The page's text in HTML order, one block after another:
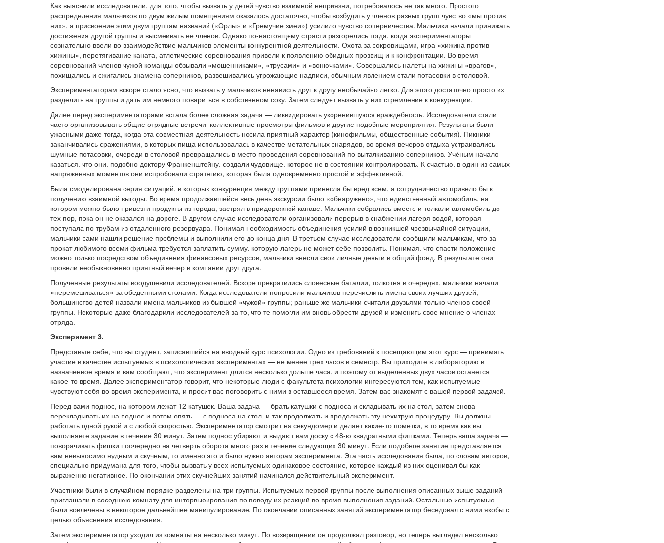
Как выяснили исследователи, для того, чтобы вызвать у детей чувство взаимной неприязни, потребовалось не так много. Простого
распределения мальчиков по двум жилым помещениям оказалось достаточно, чтобы возбудить у членов разных групп чувство «мы против
них», а присвоение этим двум группам названий («Орлы» и «Гремучие змеи») усилило чувство соперничества. Мальчики начали принижать
достижения другой группы и высмеивать ее членов. Однако по-настоящему страсти разгорелись тогда, когда экспериментаторы
сознательно ввели во взаимодействие мальчиков элементы конкурентной деятельности. Охота за сокровищами, игра «хижина против
хижины», перетягивание каната, атлетические соревнования привели к появлению обидных прозвищ и к конфронтации. Во время
соревнований членов чужой команды обзывали «мошенниками», «трусами» и «вонючками». Совершались налеты на хижины «врагов»,
похищались и сжигались знамена соперников, развешивались угрожающие надписи, обычным явлением стали потасовки в столовой.
Экспериментаторам вскоре стало ясно, что вызвать у мальчиков ненависть друг к другу необычайно легко. Для этого достаточно просто их
разделить на группы и дать им немного повариться в собственном соку. Затем следует вызвать у них стремление к конкуренции.
Далее перед экспериментаторами встала более сложная задача — ликвидировать укоренившуюся враждебность. Исследователи стали
часто организовывать общие отрядные встречи, коллективные просмотры фильмов и другие подобные мероприятия. Результаты были
ужасными даже тогда, когда эта совместная деятельность носила приятный характер (кинофильмы, общественные события). Пикники
заканчивались сражениями, в которых пища использовалась в качестве метательных снарядов, во время вечеров отдыха устраивались
шумные потасовки, очереди в столовой превращались в место проведения соревнований по выталкиванию соперников. Учёным начало
казаться, что они, подобно доктору Франкенштейну, создали чудовище, которое не в состоянии контролировать. К счастью, в один из самых
напряженных моментов они испробовали стратегию, которая была одновременно простой и эффективной.
Была смоделирована серия ситуаций, в которых конкуренция между группами принесла бы вред всем, а сотрудничество привело бы к
получению взаимной выгоды. Во время продолжавшейся весь день экскурсии было «обнаружено», что единственный автомобиль, на
котором можно было привезти продукты из города, застрял в придорожной канаве. Мальчики собрались вместе и толкали автомобиль до
тех пор, пока он не оказался на дороге. В другом случае исследователи организовали перерыв в снабжении лагеря водой, которая
поступала по трубам из отдаленного резервуара. Понимая необходимость объединения усилий в возникшей чрезвычайной ситуации,
мальчики сами нашли решение проблемы и выполнили его до конца дня. В третьем случае исследователи сообщили мальчикам, что за
прокат любимого всеми фильма требуется заплатить сумму, которую лагерь не может себе позволить. Понимая, что спасти положение
можно только посредством объединения финансовых ресурсов, мальчики внесли свои личные деньги в общий фонд. В результате они
провели необыкновенно приятный вечер в компании друг друга.
Полученные результаты воодушевили исследователей. Вскоре прекратились словесные баталии, толкотня в очередях, мальчики начали
«перемешиваться» за обеденными столами. Когда исследователи попросили мальчиков перечислить имена своих лучших друзей,
большинство детей назвали имена мальчиков из бывшей «чужой» группы; раньше же мальчики считали друзьями только членов своей
группы. Некоторые даже благодарили исследователей за то, что те помогли им вновь обрести друзей и изменить свое мнение о членах
отряда.
Эксперимент 3.
Представьте себе, что вы студент, записавшийся на вводный курс психологии. Одно из требований к посещающим этот курс — принимать
участие в качестве испытуемых в психологических экспериментах — не менее трех часов в семестр. Вы приходите в лабораторию в
назначенное время и вам сообщают, что эксперимент длится несколько дольше часа, и поэтому от выделенных двух часов останется
какое-то время. Далее экспериментатор говорит, что некоторые люди с факультета психологии интересуются тем, как испытуемые
чувствуют себя во время эксперимента, и просит вас поговорить с ними в оставшееся время. Затем вас знакомят с вашей первой задачей.
Перед вами поднос, на котором лежат 12 катушек. Ваша задача — брать катушки с подноса и складывать их на стол, затем снова
перекладывать их на поднос и потом опять — с подноса на стол, и так продолжать и продолжать эту нехитрую процедуру. Вы должны
работать одной рукой и с любой скоростью. Экспериментатор смотрит на секундомер и делает какие-то пометки, в то время как вы
выполняете задание в течение 30 минут. Затем поднос убирают и выдают вам доску с 48-ю квадратными фишками. Теперь ваша задача —
поворачивать фишки поочередно на четверть оборота много раз в течение следующих 30 минут. Если подобное занятие представляется
вам невыносимо нудным и скучным, то именно это и было нужно авторам эксперимента. Эта часть исследования была, по словам авторов,
специально придумана для того, чтобы вызвать у всех испытуемых одинаковое состояние, которое каждый из них оценивал бы как
выраженно негативное. По окончании этих скучнейших занятий начинался действительный эксперимент.
Участники были в случайном порядке разделены на три группы. Испытуемых первой группы после выполнения описанных выше заданий
приглашали в соседнюю комнату для интервьюирования по поводу их реакций во время выполнения заданий. Остальные испытуемые
были вовлечены в некоторое дальнейшее манипулирование. По окончании описанных занятий экспериментатор беседовал с ними якобы с
целью объяснения исследования.
Затем экспериментатор уходил из комнаты на несколько минут. По возвращении он продолжал разговор, но теперь выглядел несколько